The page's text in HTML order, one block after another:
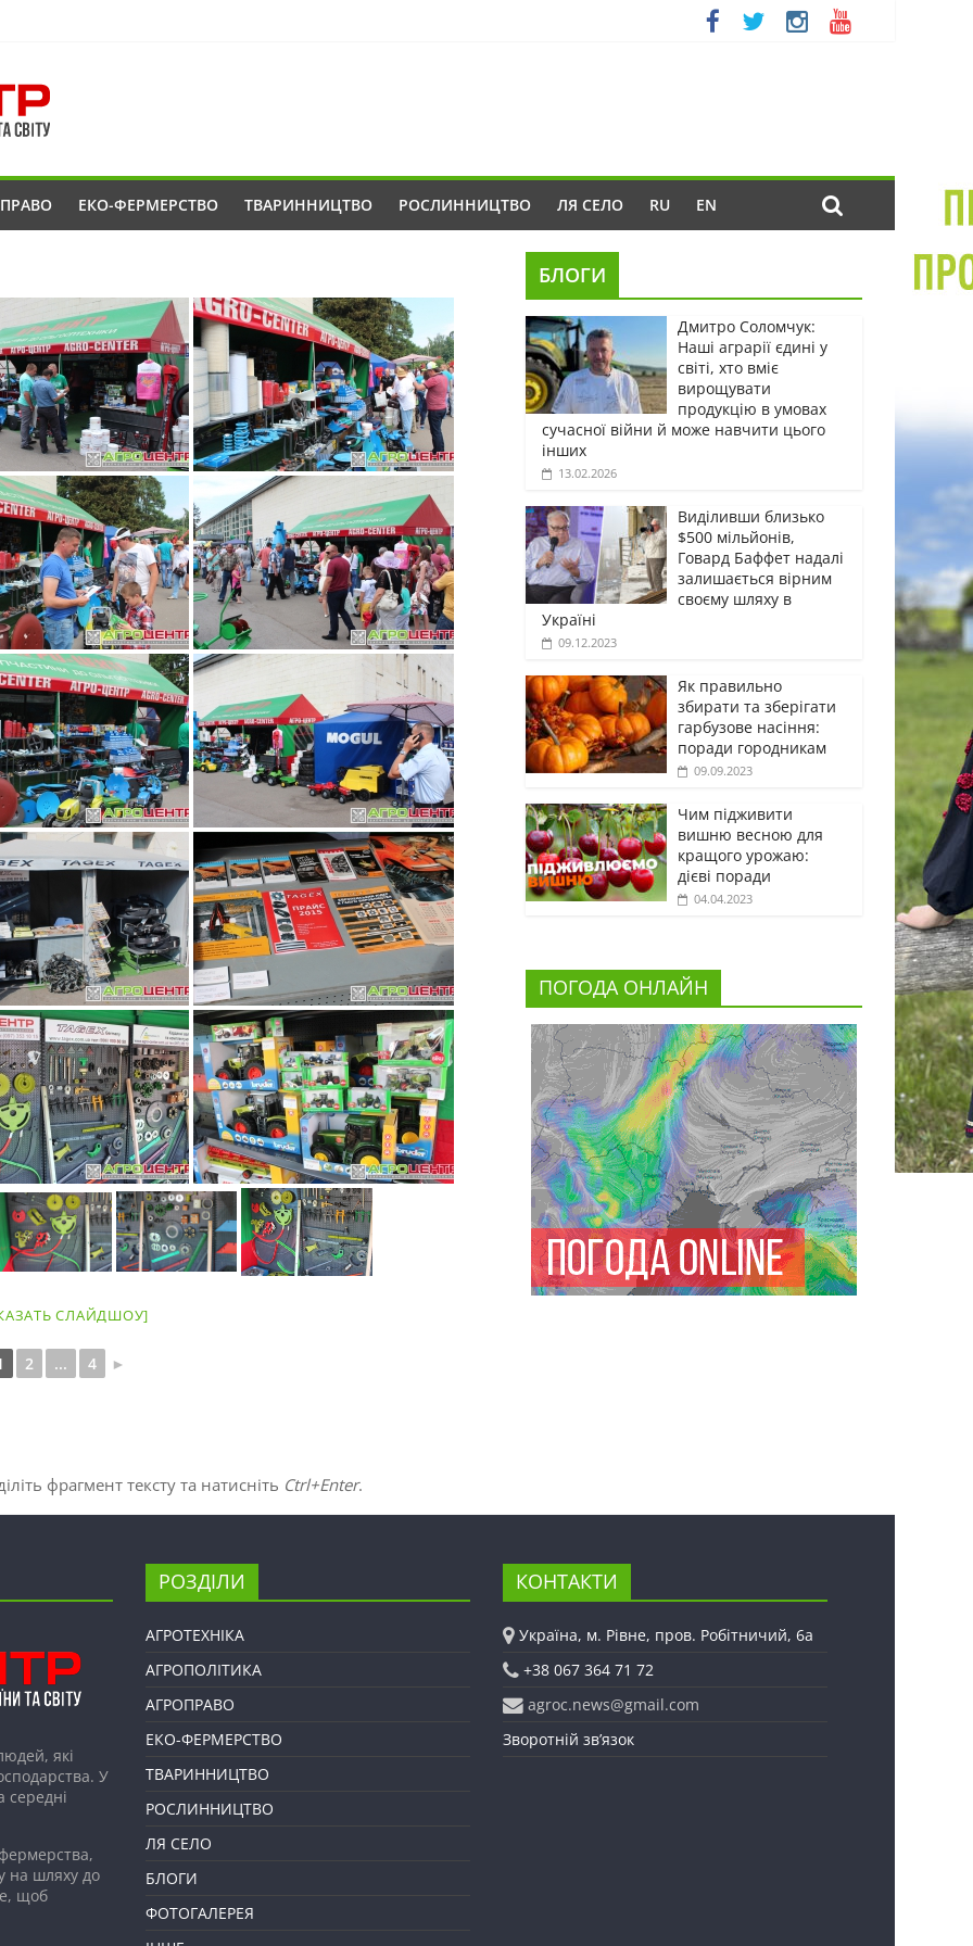
ЕКО-ФЕРМЕРСТВО ТВАРИННИЦТВО РОСЛИННИЦТВО ЛЯ СЕЛО RU EN
СЛАЙДШОУ]
2 ... 4 ►
БЛОГИ
Дмитро Соломчук:
Наші аграрії єдині у
світі, хто вміє
вирощувати
продукцію в умовах
сучасної війни й може навчити цього
інших
13.02.2026
Виділивши близько
$500 мільйонів,
Говард Баффет надалі
залишається вірним
своєму шляху в
Україні
09.12.2023
Як правильно
збирати та зберігати
гарбузове насіння:
поради городникам
09.09.2023
Чим підживити
вишню весною для
кращого урожаю:
дієві поради
04.04.2023
ПОГОДА ОНЛАЙН
фрагмент тексту та натисніть Ctrl+Enter.
які
У
середні
на шляху до
щоб
РОЗДІЛИ
АГРОТЕХНІКА
АГРОПОЛІТИКА
АГРОПРАВО
ЕКО-ФЕРМЕРСТВО
ТВАРИННИЦТВО
РОСЛИННИЦТВО
ЛЯ СЕЛО
БЛОГИ
ФОТОГАЛЕРЕЯ
КОНТАКТИ
Україна, м. Рівне, пров. Робітничий, 6а
+38 067 364 71 72
agroc.news@gmail.com
Зворотній зв’язок